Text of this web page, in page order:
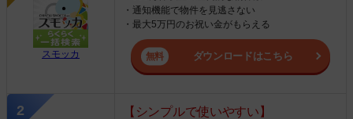
スモッカ
・通知機能で物件を見逃さない
・最大5万円のお祝い金がもらえる
ダウンロードはこちら
【シンプルで使いやすい】